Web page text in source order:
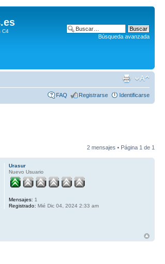
Búsqueda avanzada
C4
FAQ Registrarse Identificarse
2 mensajes • Página 1 de 1
Urasur
Nuevo Usuario
Mensajes: 1
Registrado: Mié Dic 04, 2024 2:33 am